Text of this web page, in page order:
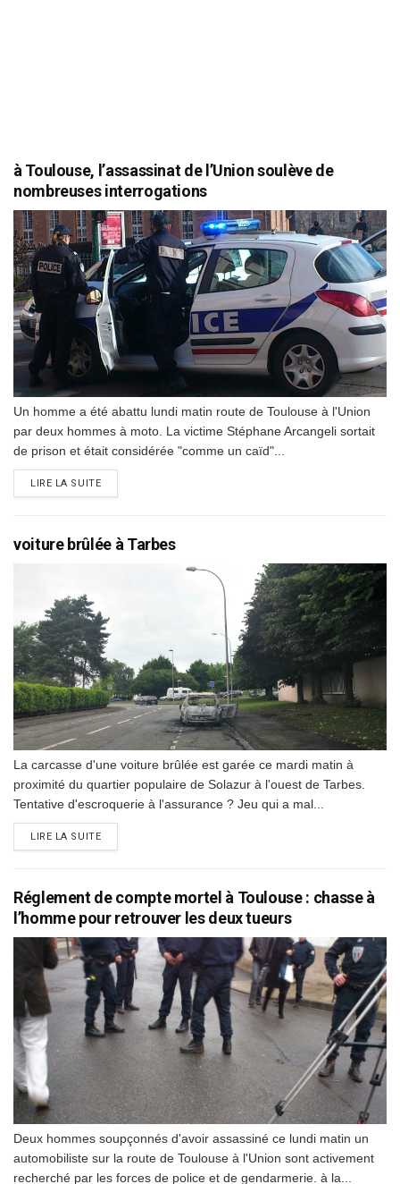
à Toulouse, l’assassinat de l’Union soulève de
nombreuses interrogations
Un homme a été abattu lundi matin route de Toulouse à l'Union
par deux hommes à moto. La victime Stéphane Arcangeli sortait
de prison et était considérée "comme un caïd"...
LIRE LA SUITEDETAILS
voiture brûlée à Tarbes
La carcasse d'une voiture brûlée est garée ce mardi matin à
proximité du quartier populaire de Solazur à l'ouest de Tarbes.
Tentative d'escroquerie à l'assurance ? Jeu qui a mal...
LIRE LA SUITEDETAILS
Réglement de compte mortel à Toulouse : chasse à
l’homme pour retrouver les deux tueurs
Deux hommes soupçonnés d'avoir assassiné ce lundi matin un
automobiliste sur la route de Toulouse à l'Union sont activement
recherché par les forces de police et de gendarmerie. à la...